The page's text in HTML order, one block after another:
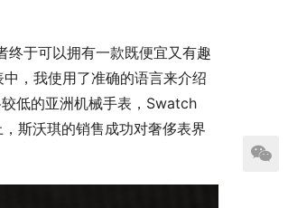
于可以拥有一款既便宜又有趣
，我使用了准确的语言来介绍
低的亚洲机械手表，Swatch
斯沃琪的销售成功对奢侈表界